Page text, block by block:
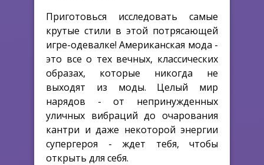
Приготовься исследовать самые
крутые стили в этой потрясающей
игре-одевалке! Американская мода -
это все о тех вечных, классических
образах, которые никогда не
выходят из моды. Целый мир
нарядов - от непринужденных
уличных вибраций до очарования
кантри и даже некоторой энергии
супергероя - ждет тебя, чтобы
открыть для себя.